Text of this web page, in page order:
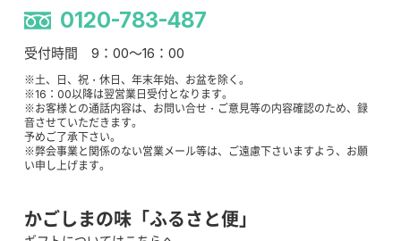
0120-783-487
受付時間 9：00～16：00
※土、日、祝・休日、年末年始、お盆を除く。
※16：00以降は翌営業日受付となります。
※お客様との通話内容は、お問い合せ・ご意見等の内容確認のため、録
音させていただきます。
予めご了承下さい。
※弊会事業と関係のない営業メール等は、ご遠慮下さいますよう、お願
い申し上げます。
かごしまの味「ふるさと便」